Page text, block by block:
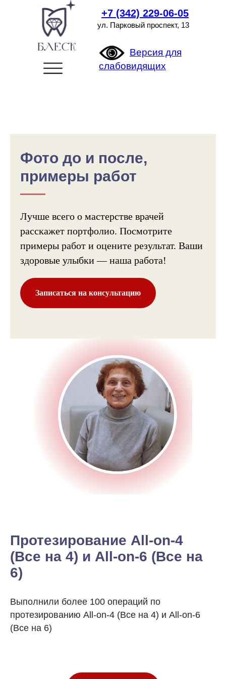
+7 (342) 229-06-05
ул. Парковый проспект, 13
Версия для
слабовидящих
Фото до и после,
примеры работ
Лучше всего о мастерстве врачей
расскажет портфолио. Посмотрите
примеры работ и оцените результат. Ваши
здоровые улыбки — наша работа!
Записаться на консультацию
Протезирование All-on-4
(Все на 4) и All-on-6 (Все на
6)
Выполнили более 100 операций по
протезированию All-on-4 (Все на 4) и All-on-6
(Все на 6)